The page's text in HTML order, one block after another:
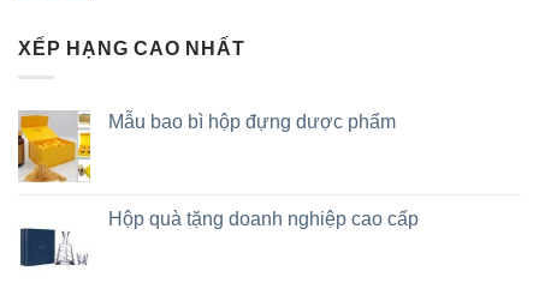
XẾP HẠNG CAO NHẤT
Mẫu bao bì hộp đựng dược phẩm
Hộp quà tặng doanh nghiệp cao cấp